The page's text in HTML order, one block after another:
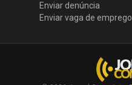
Enviar denúncia
Enviar vaga de emprego